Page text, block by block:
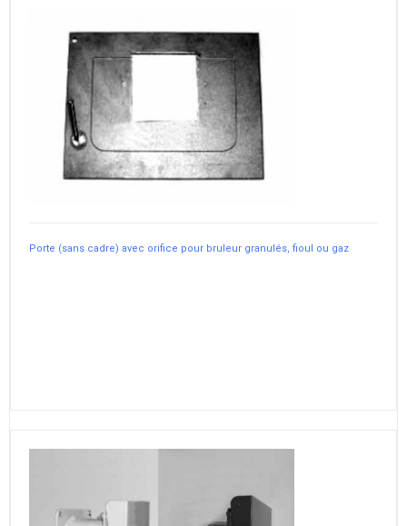
Porte (sans cadre) avec orifice pour bruleur granulés, fioul ou gaz